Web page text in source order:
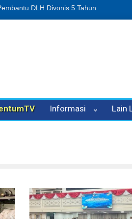
Hukum Pelapor Desak Polisi Tetapkan
Informasi Lain